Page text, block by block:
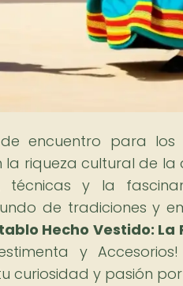
encuentro para
riqueza cultural de la
técnicas y la
de tradiciones y
Hecho Vestido:
y
curiosidad y pasión